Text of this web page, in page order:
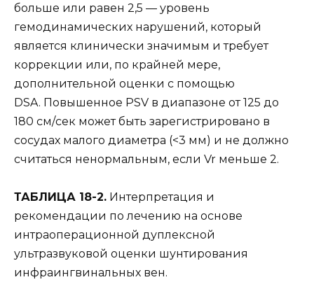
больше или равен 2,5 — уровень
гемодинамических нарушений, который
является клинически значимым и требует
коррекции или, по крайней мере,
дополнительной оценки с помощью
DSA. Повышенное PSV в диапазоне от 125 до
180 см/сек может быть зарегистрировано в
сосудах малого диаметра (<3 мм) и не должно
считаться ненормальным, если Vr меньше 2.
ТАБЛИЦА 18-2. Интерпретация и
рекомендации по лечению на основе
интраоперационной дуплексной
ультразвуковой оценки шунтирования
инфраингвинальных вен.